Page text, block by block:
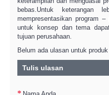
bebas.Untuk
mempresentasikan program
untuk konsep dan tema
tujuan perusahaan.
Belum ada ulasan untuk
Tulis ulasan